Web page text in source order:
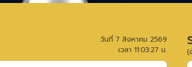
วันที่ 7 สิงหาคม 2569
เวลา 11:03:27 น. (